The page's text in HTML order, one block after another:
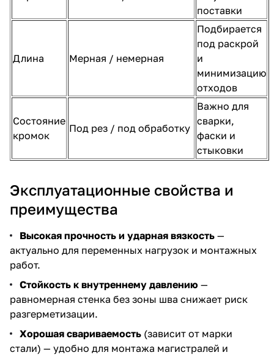
поставки
Длина Мерная / немерная
Подбирается
под раскрой
и
минимизацию
отходов
Состояние
кромок
Под рез / под обработку
Важно для
сварки,
фаски и
стыковки
Эксплуатационные свойства и
преимущества
Высокая прочность и ударная вязкость —
актуально для переменных нагрузок и монтажных
работ.
Стойкость к внутреннему давлению —
равномерная стенка без зоны шва снижает риск
разгерметизации.
Хорошая свариваемость (зависит от марки
стали) — удобно для монтажа магистралей и